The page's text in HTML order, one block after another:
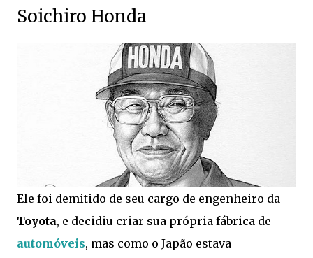
Soichiro Honda
Ele foi demitido de seu cargo de engenheiro da
Toyota, e decidiu criar sua própria fábrica de
automóveis, mas como o Japão estava